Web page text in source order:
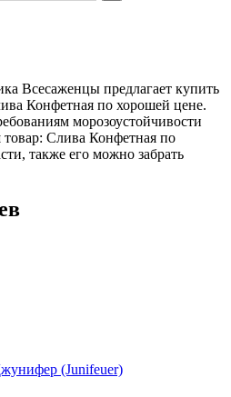
Всесаженцы предлагает купить
Конфетная по хорошей цене.
морозоустойчивости
Слива Конфетная по
также его можно забрать
(Junifeuer)